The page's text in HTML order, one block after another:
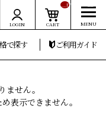
LOGIN CART
__ITM_CNT__
で探す ご利用ガイド
ません。
表示できません。